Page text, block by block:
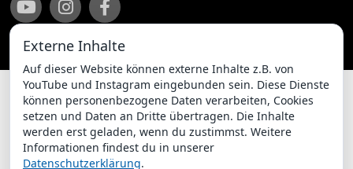
Impressum
Datenschutzerklärung
ChurchDesk-Login
Externe Inhalte
Auf dieser Website können externe Inhalte z.B. von
YouTube und Instagram eingebunden sein. Diese Dienste
können personenbezogene Daten verarbeiten, Cookies
setzen und Daten an Dritte übertragen. Die Inhalte
werden erst geladen, wenn du zustimmst. Weitere
Informationen findest du in unserer
Datenschutzerklärung.